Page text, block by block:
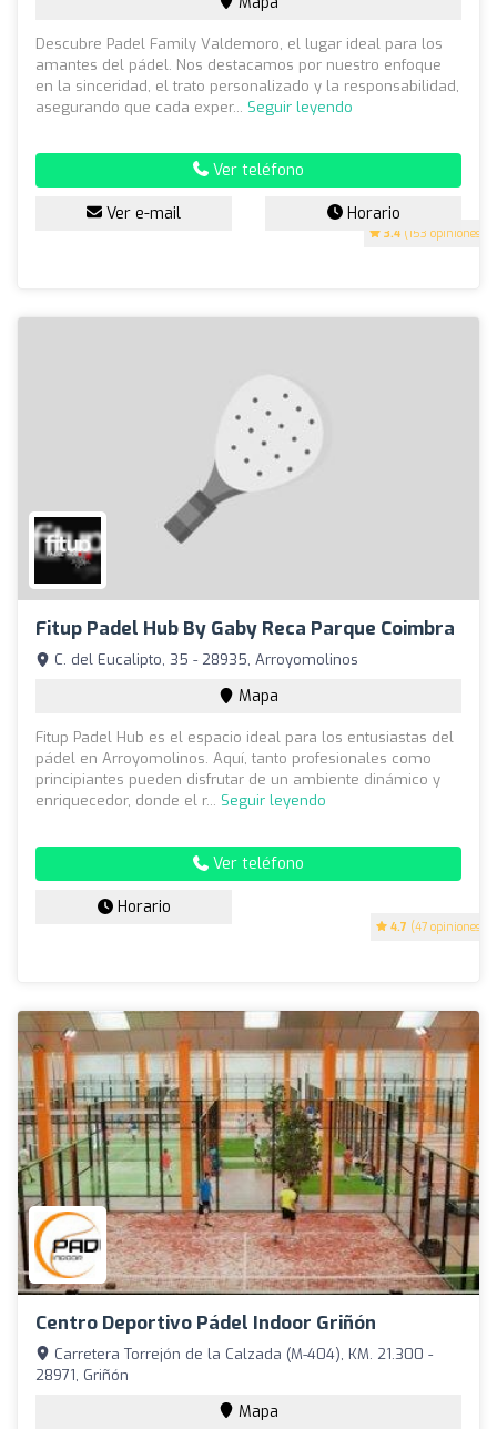
3.4 (153 opiniones)
Descubre Padel Family Valdemoro, el lugar ideal para los
amantes del pádel. Nos destacamos por nuestro enfoque
en la sinceridad, el trato personalizado y la responsabilidad,
asegurando que cada exper... Seguir leyendo
Ver teléfono
Ver e-mail Horario
Fitup Padel Hub By Gaby Reca Parque Coimbra
4.7 (47 opiniones)
C. del Eucalipto, 35 - 28935, Arroyomolinos
Mapa
Fitup Padel Hub es el espacio ideal para los entusiastas del
pádel en Arroyomolinos. Aquí, tanto profesionales como
principiantes pueden disfrutar de un ambiente dinámico y
enriquecedor, donde el r... Seguir leyendo
Ver teléfono
Horario
Centro Deportivo Pádel Indoor Griñón
Carretera Torrejón de la Calzada (M-404), KM. 21.300 -
28971, Griñón
Mapa